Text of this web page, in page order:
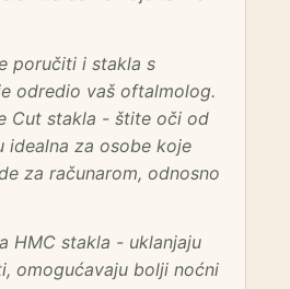
poručiti i stakla s
odredio vaš oftalmolog.
Cut stakla - štite oči od
idealna za osobe koje
za računarom, odnosno
HMC stakla - uklanjaju
omogućavaju bolji noćni